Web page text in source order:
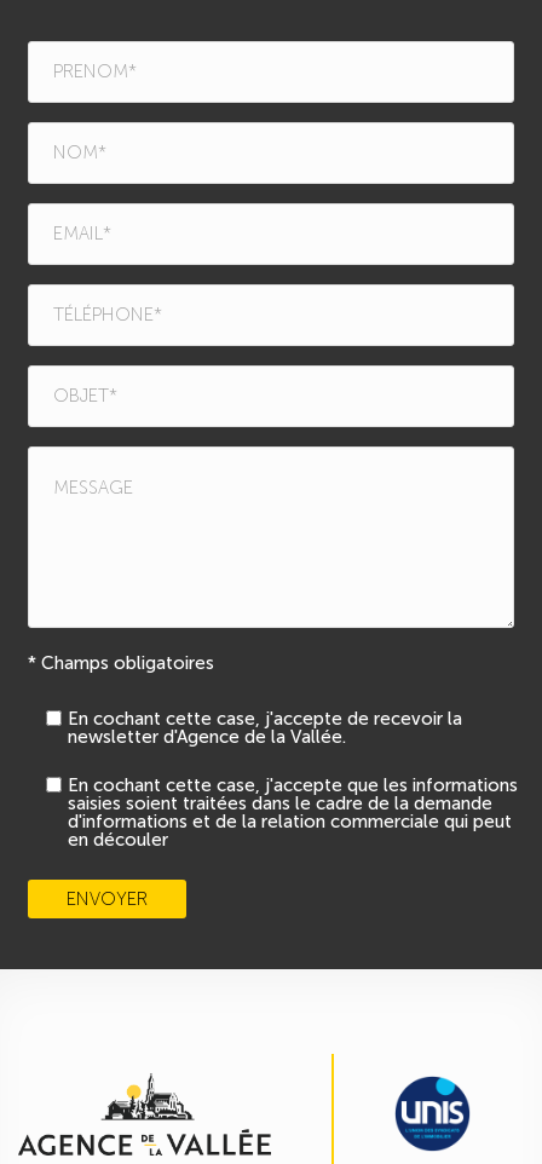
* Champs obligatoires
En cochant cette case, j'accepte de recevoir la
newsletter d'Agence de la Vallée.
En cochant cette case, j'accepte que les informations
saisies soient traitées dans le cadre de la demande
d'informations et de la relation commerciale qui peut
en découler